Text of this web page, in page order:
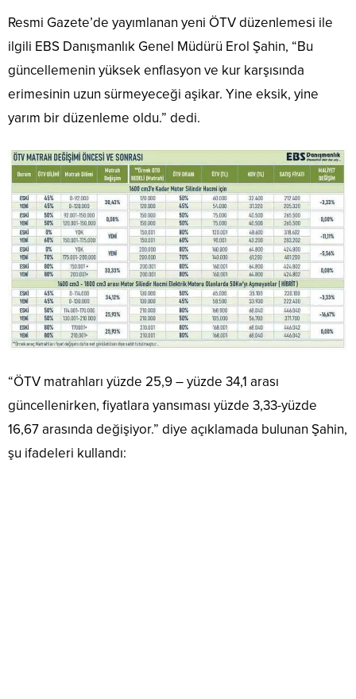
Resmi Gazete’de yayımlanan yeni ÖTV düzenlemesi ile
ilgili EBS Danışmanlık Genel Müdürü Erol Şahin, “Bu
güncellemenin yüksek enflasyon ve kur karşısında
erimesinin uzun sürmeyeceği aşikar. Yine eksik, yine
yarım bir düzenleme oldu.” dedi.
“ÖTV matrahları yüzde 25,9 – yüzde 34,1 arası
güncellenirken, fiyatlara yansıması yüzde 3,33-yüzde
16,67 arasında değişiyor.” diye açıklamada bulunan Şahin,
şu ifadeleri kullandı: